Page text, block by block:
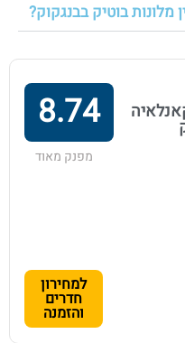
בוטיק בבנגקוק?
8.74
מפנק מאוד
למחירון
חדרים
והזמנה